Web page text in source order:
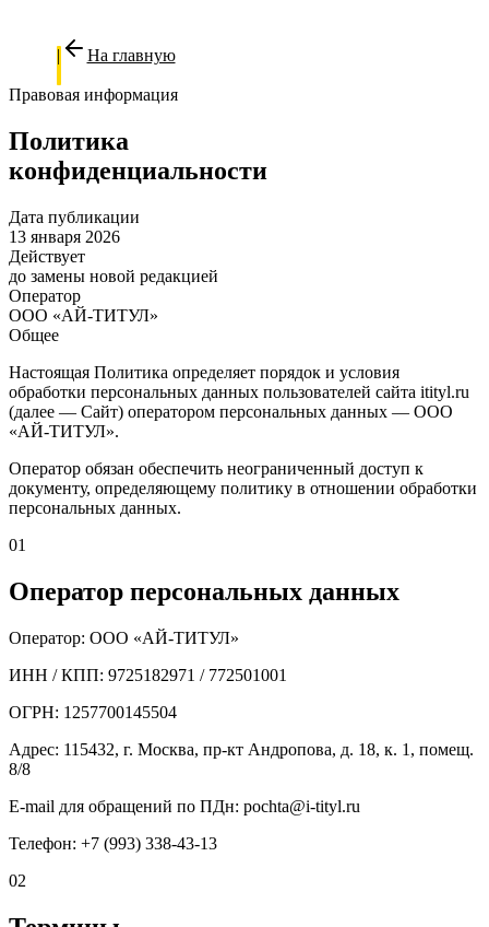
На главную
Правовая информация
Политика
конфиденциальности
Дата публикации
13 января 2026
Действует
до замены новой редакцией
Оператор
ООО «АЙ-ТИТУЛ»
Общее
Настоящая Политика определяет порядок и условия
обработки персональных данных пользователей сайта itityl.ru
(далее — Сайт) оператором персональных данных — ООО
«АЙ-ТИТУЛ».
Оператор обязан обеспечить неограниченный доступ к
документу, определяющему политику в отношении обработки
персональных данных.
01
Оператор персональных данных
Оператор: ООО «АЙ-ТИТУЛ»
ИНН / КПП: 9725182971 / 772501001
ОГРН: 1257700145504
Адрес: 115432, г. Москва, пр-кт Андропова, д. 18, к. 1, помещ.
8/8
E-mail для обращений по ПДн: pochta@i-tityl.ru
Телефон: +7 (993) 338-43-13
02